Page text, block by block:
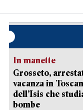
In manette
Grosseto,
vacanza in
dell’Isis che
bombe